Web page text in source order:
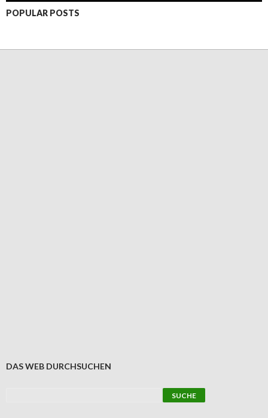
POPULAR POSTS
DAS WEB DURCHSUCHEN